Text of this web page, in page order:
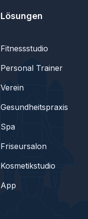
Lösungen
Fitnessstudio
Personal Trainer
Verein
Gesundheitspraxis
Spa
Friseursalon
Kosmetikstudio
App